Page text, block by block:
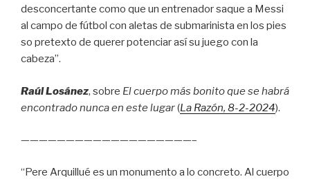
desconcertante como que un entrenador saque a Messi
al campo de fútbol con aletas de submarinista en los pies
so pretexto de querer potenciar así su juego con la
cabeza”.
Raúl Losánez, sobre El cuerpo más bonito que se habrá
encontrado nunca en este lugar(La Razón, 8-2-2024).
———————————————————–
“Pere Arquillué es un monumento a lo concreto. Al cuerpo